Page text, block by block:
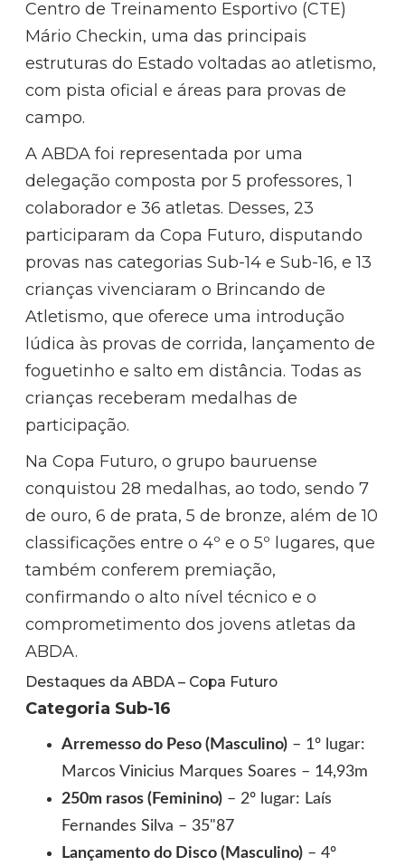
Centro de Treinamento Esportivo (CTE)
Mário Checkin, uma das principais
estruturas do Estado voltadas ao atletismo,
com pista oficial e áreas para provas de
campo.
A ABDA foi representada por uma
delegação composta por 5 professores, 1
colaborador e 36 atletas. Desses, 23
participaram da Copa Futuro, disputando
provas nas categorias Sub-14 e Sub-16, e 13
crianças vivenciaram o Brincando de
Atletismo, que oferece uma introdução
lúdica às provas de corrida, lançamento de
foguetinho e salto em distância. Todas as
crianças receberam medalhas de
participação.
Na Copa Futuro, o grupo bauruense
conquistou 28 medalhas, ao todo, sendo 7
de ouro, 6 de prata, 5 de bronze, além de 10
classificações entre o 4º e o 5º lugares, que
também conferem premiação,
confirmando o alto nível técnico e o
comprometimento dos jovens atletas da
ABDA.
Destaques da ABDA – Copa Futuro
Categoria Sub-16
Arremesso do Peso (Masculino) – 1º lugar:
Marcos Vinicius Marques Soares – 14,93m
250m rasos (Feminino) – 2º lugar: Laís
Fernandes Silva – 35"87
Lançamento do Disco (Masculino) – 4º